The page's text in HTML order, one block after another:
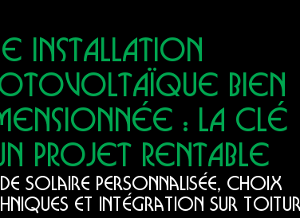
INSTALLATION
BIEN
: LA CLÉ
PROJET RENTABLE
solaire personnalisée, choix
et intégration sur